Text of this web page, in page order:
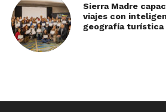
Fecha:18 de abril al 10 de
Precio:Acceso general
conciertos $100 a $1,500 MXN
Sierra Madre
viajes con
geografía turística